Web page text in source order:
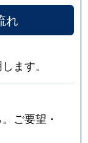
れ
ます。
ご要望・